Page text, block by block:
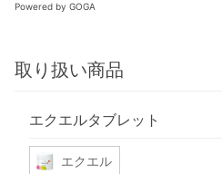
Powered by GOGA
取り扱い商品
エクエルタブレット
エクエル